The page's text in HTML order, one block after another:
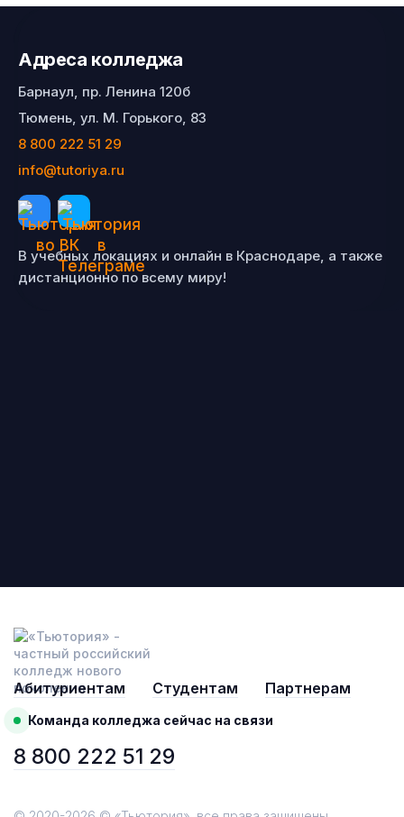
Адреса колледжа
Барнаул, пр. Ленина 120б
Тюмень, ул. М. Горького, 83
8 800 222 51 29
info@tutoriya.ru
В учебных локациях и онлайн в Краснодаре, а также
дистанционно по всему миру!
Абитуриентам Студентам Партнерам
Команда колледжа сейчас на связи
8 800 222 51 29